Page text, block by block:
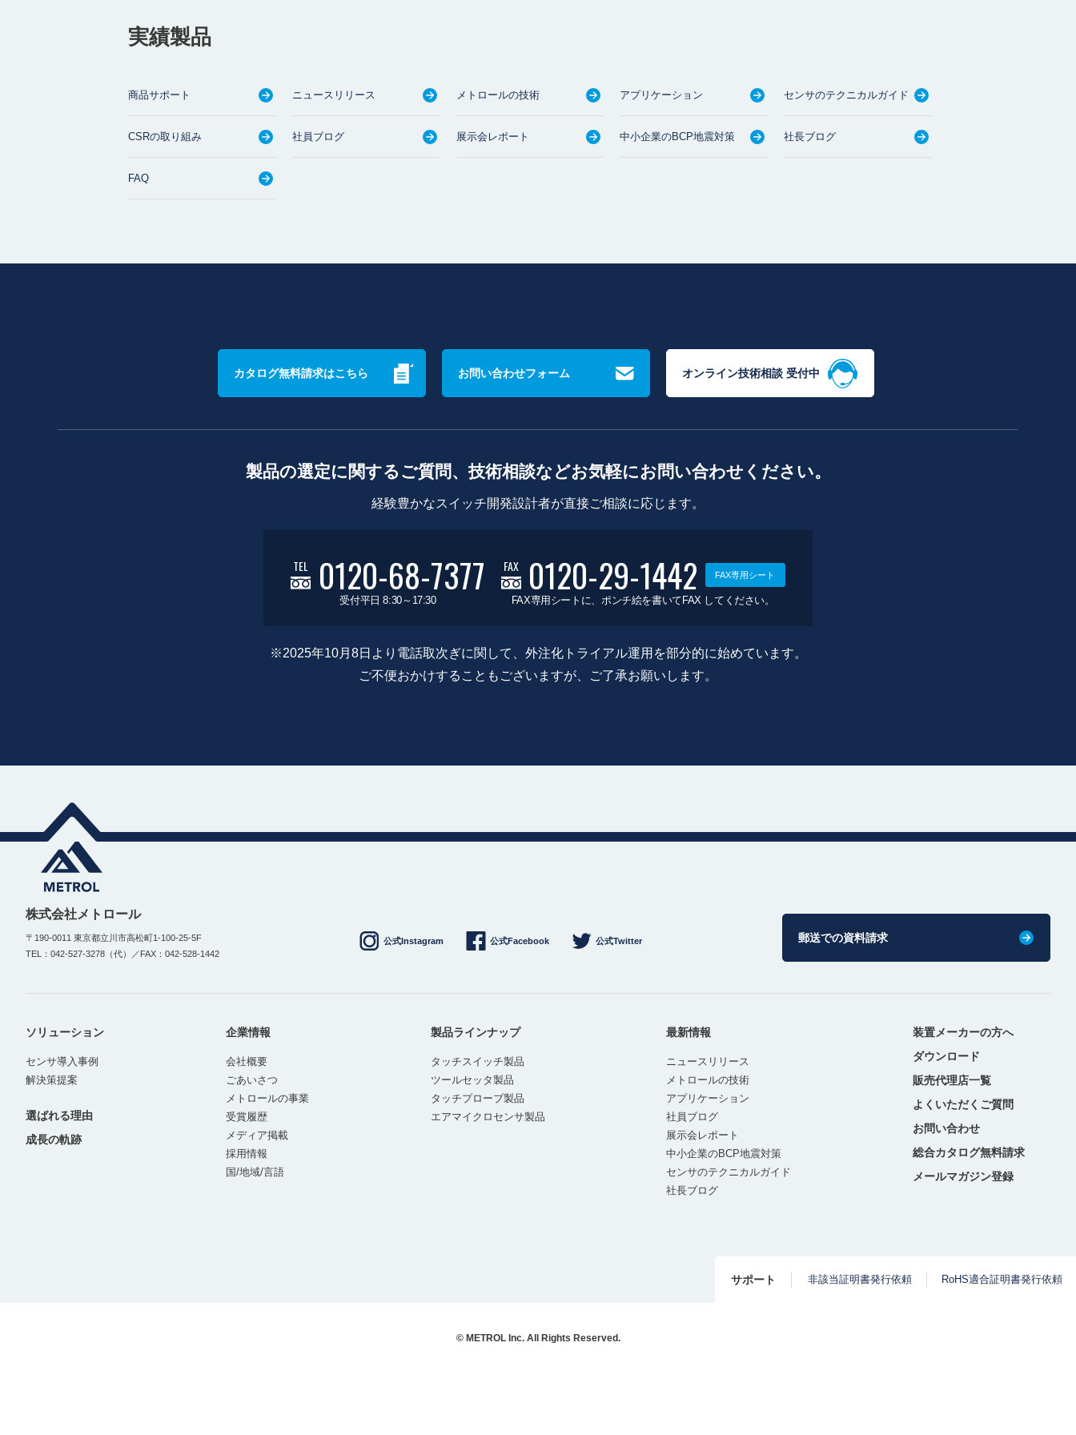
実績製品
商品サポート ニュースリリース メトロールの技術 アプリケーション センサのテクニカルガイド
CSRの取り組み 社員ブログ 展示会レポート 中小企業のBCP地震対策 社長ブログ
FAQ
カタログ無料請求はこちら お問い合わせフォーム オンライン技術相談 受付中
製品の選定に関するご質問、技術相談などお気軽にお問い合わせください。
経験豊かなスイッチ開発設計者が直接ご相談に応じます。
TEL 0120-68-7377
受付平日 8:30～17:30
FAX 0120-29-1442 FAX専用シート
FAX専用シートに、ポンチ絵を書いてFAX してください。
※2025年10月8日より電話取次ぎに関して、外注化トライアル運用を部分的に始めています。
ご不便おかけすることもございますが、ご了承お願いします。
株式会社メトロール
〒190-0011 東京都立川市高松町1-100-25-5F
TEL：042-527-3278（代）／FAX：042-528-1442
公式Instagram 公式Facebook 公式Twitter 郵送での資料請求
ソリューション
センサ導入事例
解決策提案
選ばれる理由
成長の軌跡
企業情報
会社概要
ごあいさつ
メトロールの事業
受賞履歴
メディア掲載
採用情報
国/地域/言語
製品ラインナップ
タッチスイッチ製品
ツールセッタ製品
タッチプローブ製品
エアマイクロセンサ製品
最新情報
ニュースリリース
メトロールの技術
アプリケーション
社員ブログ
展示会レポート
中小企業のBCP地震対策
センサのテクニカルガイド
社長ブログ
装置メーカーの方へ
ダウンロード
販売代理店一覧
よくいただくご質問
お問い合わせ
総合カタログ無料請求
メールマガジン登録
サポート 非該当証明書発行依頼 RoHS適合証明書発行依頼
© METROL Inc. All Rights Reserved.